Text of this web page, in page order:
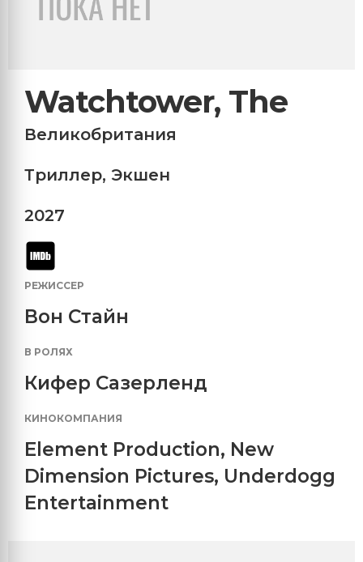
Watchtower, The
Великобритания
Триллер, Экшен
2027
РЕЖИССЕР
Вон Стайн
В РОЛЯХ
Кифер Сазерленд
КИНОКОМПАНИЯ
Element Production, New
Dimension Pictures, Underdogg
Entertainment